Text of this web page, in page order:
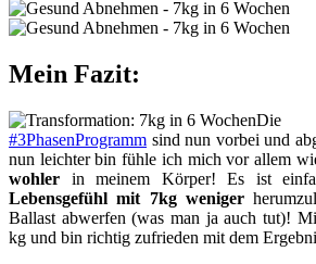
Mein Fazit:
Die
#3PhasenProgramm sind nun vorbei und
nun leichter bin fühle ich mich vor allem
wohler in meinem Körper! Es ist
Lebensgefühl mit 7kg weniger
Ballast abwerfen (was man ja auch tut)!
kg und bin richtig zufrieden mit dem